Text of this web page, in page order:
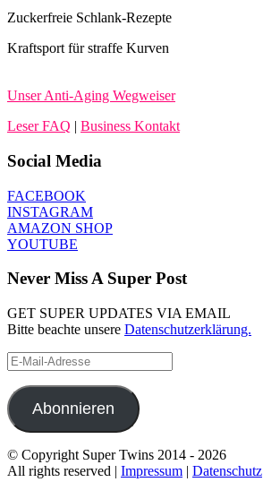
Zuckerfreie Schlank-Rezepte
Kraftsport für straffe Kurven
Unser Anti-Aging Wegweiser
Leser FAQ | Business Kontakt
Social Media
FACEBOOK
INSTAGRAM
AMAZON SHOP
YOUTUBE
Never Miss A Super Post
GET SUPER UPDATES VIA EMAIL
Bitte beachte unsere Datenschutzerklärung.
E-
Mail-
Adresse
Abonnieren
© Copyright Super Twins 2014 - 2026
All rights reserved | Impressum | Datenschutz